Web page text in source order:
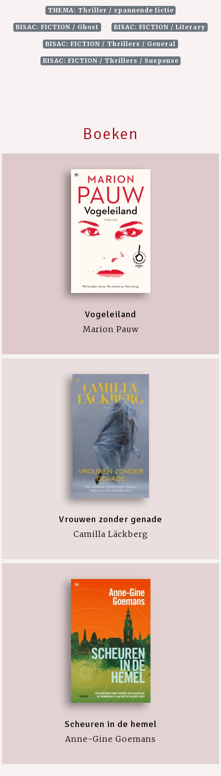
THEMA: Thriller / spannende fictie
BISAC: FICTION / Ghost BISAC: FICTION / Literary
BISAC: FICTION / Thrillers / General
BISAC: FICTION / Thrillers / Suspense
Boeken
Vogeleiland
Marion Pauw
Vrouwen zonder genade
Camilla Läckberg
Scheuren in de hemel
Anne-Gine Goemans